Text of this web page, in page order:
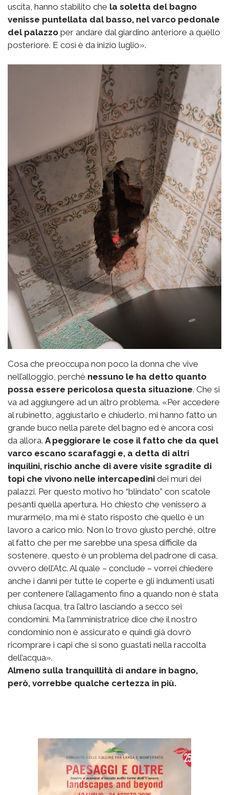
uscita, hanno stabilito che la soletta del bagno
venisse puntellata dal basso, nel varco pedonale
del palazzo per andare dal giardino anteriore a quello
posteriore. E così è da inizio luglio».
Cosa che preoccupa non poco la donna che vive
nell’alloggio, perché nessuno le ha detto quanto
possa essere pericolosa questa situazione. Che si
va ad aggiungere ad un altro problema. «Per accedere
al rubinetto, aggiustarlo e chiuderlo, mi hanno fatto un
grande buco nella parete del bagno ed è ancora così
da allora. A peggiorare le cose il fatto che da quel
varco escano scarafaggi e, a detta di altri
inquilini, rischio anche di avere visite sgradite di
topi che vivono nelle intercapedini dei muri dei
palazzi. Per questo motivo ho “blindato” con scatole
pesanti quella apertura. Ho chiesto che venissero a
murarmelo, ma mi è stato risposto che quello è un
lavoro a carico mio. Non lo trovo giusto perché, oltre
al fatto che per me sarebbe una spesa difficile da
sostenere, questo è un problema del padrone di casa,
ovvero dell’Atc. Al quale – conclude – vorrei chiedere
anche i danni per tutte le coperte e gli indumenti usati
per contenere l’allagamento fino a quando non è stata
chiusa l’acqua, tra l’altro lasciando a secco sei
condomini. Ma l’amministratrice dice che il nostro
condominio non è assicurato e quindi già dovrò
ricomprare i capi che si sono guastati nella raccolta
dell’acqua».
Almeno sulla tranquillità di andare in bagno,
però, vorrebbe qualche certezza in più.